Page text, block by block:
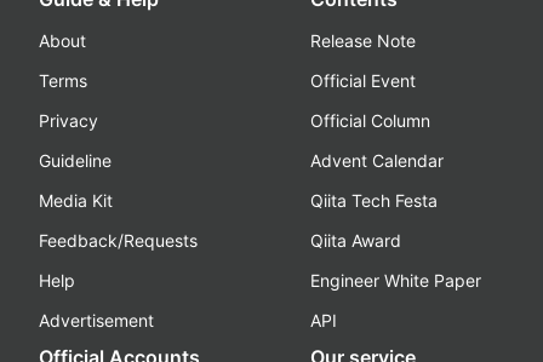
About
Terms
Privacy
Guideline
Media Kit
Feedback/Requests
Help
Advertisement
Release Note
Official Event
Official Column
Advent Calendar
Qiita Tech Festa
Qiita Award
Engineer White Paper
API
Official Accounts Our service